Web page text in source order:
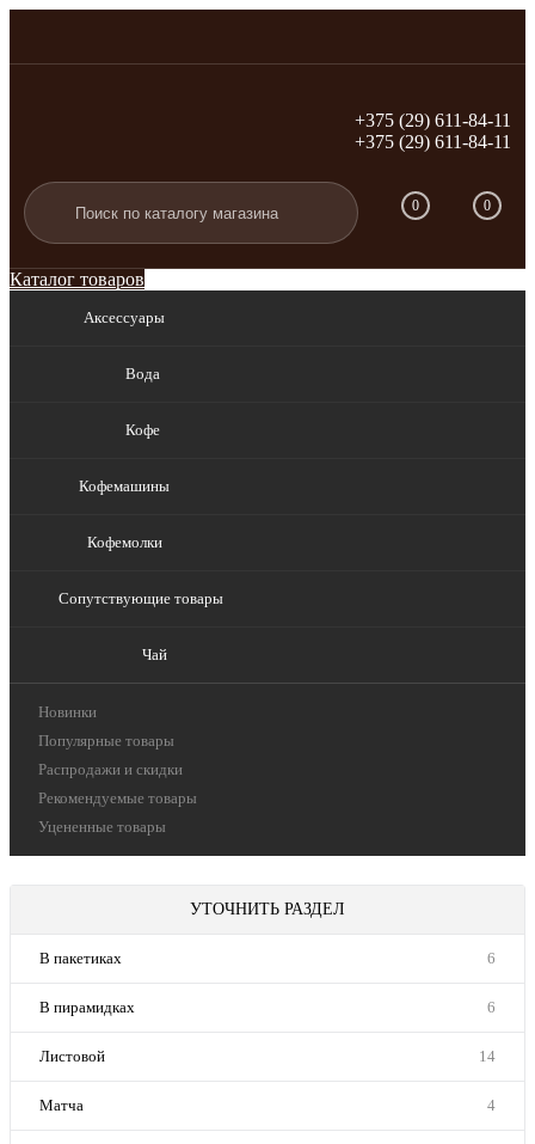
Вход Регистрация
+375 (29) 611-84-11
+375 (29) 611-84-11
0 0
Каталог товаров
Аксессуары
Вода
Кофе
Кофемашины
Кофемолки
Сопутствующие товары
Чай
Новинки
Популярные товары
Распродажи и скидки
Рекомендуемые товары
Уцененные товары
УТОЧНИТЬ РАЗДЕЛ
В пакетиках 6
В пирамидках 6
Листовой 14
Матча 4